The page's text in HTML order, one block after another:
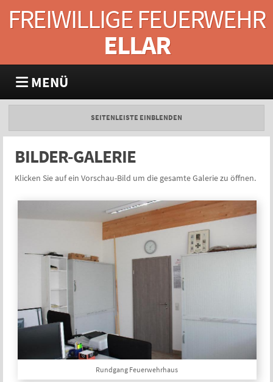
FREIWILLIGE FEUERWEHR
ELLAR
MENÜ
SEITENLEISTE EINBLENDEN
BILDER-GALERIE
Klicken Sie auf ein Vorschau-Bild um die gesamte Galerie zu öffnen.
Rundgang Feuerwehrhaus